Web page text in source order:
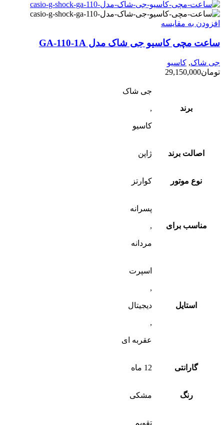
افزودن به مقایسه
ساعت مچی کاسیو جی شاک مدل GA-110-1A
جی شاک, کاسیو
تومان29,150,000
برند
جی شاک
,
کاسیو
اصالت برند ژاپن
نوع موتور کوارتز
مناسب برای
پسرانه
,
مردانه
استایل
اسپرت
,
دیجیتال
,
عقربه ای
گارانتی 12 ماه
رنگ مشکی
تقویم